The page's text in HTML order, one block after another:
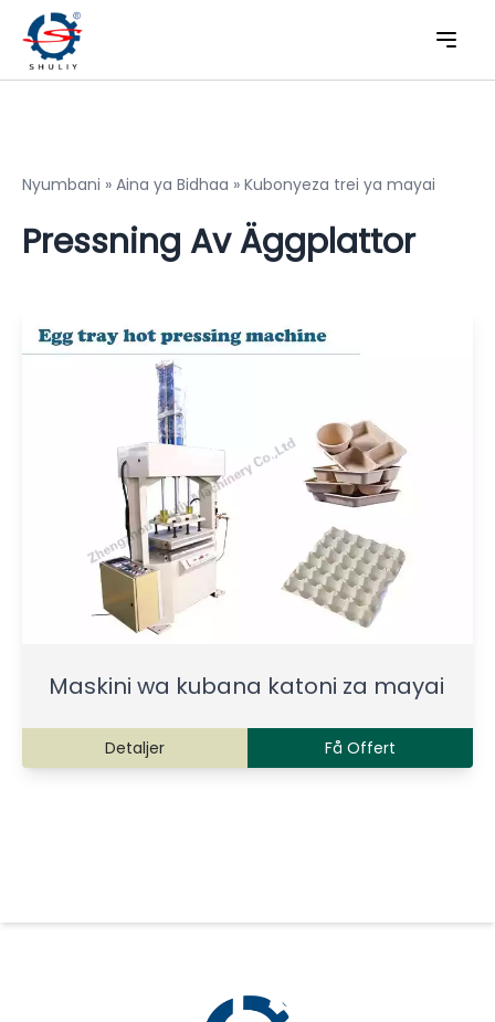
Nyumbani » Aina ya Bidhaa » Kubonyeza trei ya mayai
Pressning Av Äggplattor
Maskini wa kubana katoni za mayai
Detaljer Få Offert